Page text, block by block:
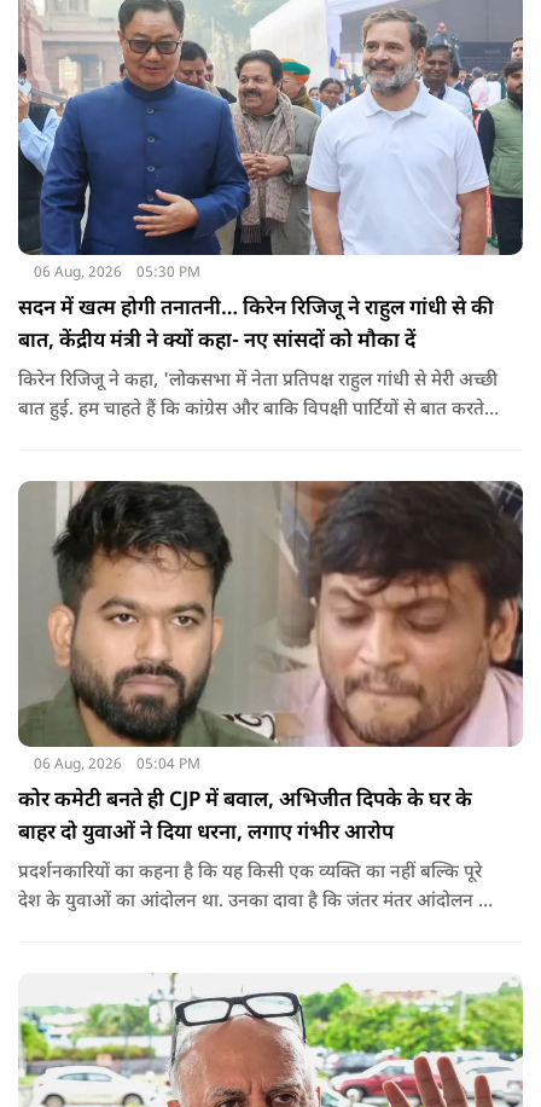
06 Aug, 2026 05:30 PM
सदन में खत्म होगी तनातनी… किरेन रिजिजू ने राहुल गांधी से की
बात, केंद्रीय मंत्री ने क्यों कहा- नए सांसदों को मौका दें
किरेन रिजिजू ने कहा, 'लोकसभा में नेता प्रतिपक्ष राहुल गांधी से मेरी अच्छी
बात हुई. हम चाहते हैं कि कांग्रेस और बाकि विपक्षी पार्टियों से बात करते
06 Aug, 2026 05:04 PM
कोर कमेटी बनते ही CJP में बवाल, अभिजीत दिपके के घर के
बाहर दो युवाओं ने दिया धरना, लगाए गंभीर आरोप
प्रदर्शनकारियों का कहना है कि यह किसी एक व्यक्ति का नहीं बल्कि पूरे
देश के युवाओं का आंदोलन था. उनका दावा है कि जंतर मंतर आंदोलन से